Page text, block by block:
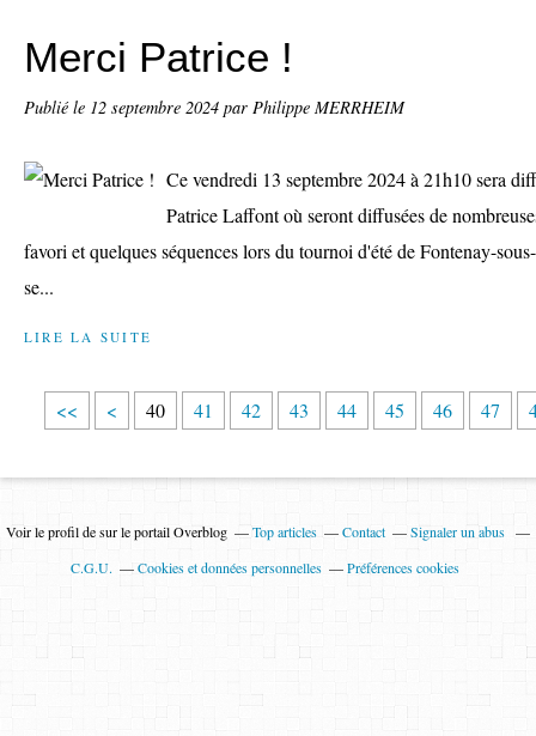
Merci Patrice !
Publié le 12 septembre 2024 par Philippe MERRHEIM
Ce vendredi 13 septembre 2024 à 21h10 sera
Patrice Laffont où seront diffusées de
favori et quelques séquences lors du tournoi d'été de Fontenay-
se...
LIRE LA SUITE
<< <
1
2
3
40 41 42 43 44 45 46 47
Voir le profil desur le portail Overblog Top articles Contact
Signaler un abus
C.G.U.
Cookies et données personnelles Préférences cookies